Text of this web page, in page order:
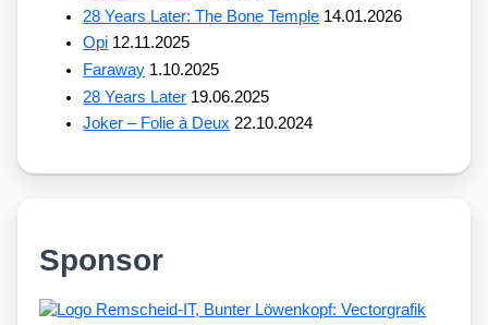
28 Years Later: The Bone Temple 14.01.2026
Opi 12.11.2025
Faraway 1.10.2025
28 Years Later 19.06.2025
Joker – Folie à Deux 22.10.2024
Sponsor